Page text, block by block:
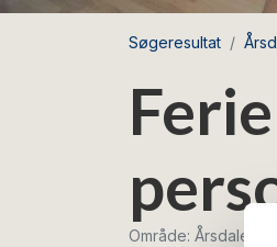
Søgeresultat
Område: Årsdale